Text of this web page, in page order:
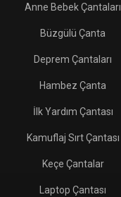
Anne Bebek Çantaları
Büzgülü Çanta
Deprem Çantaları
Hambez Çanta
İlk Yardım Çantası
Kamuflaj Sırt Çantası
Keçe Çantalar
Laptop Çantası